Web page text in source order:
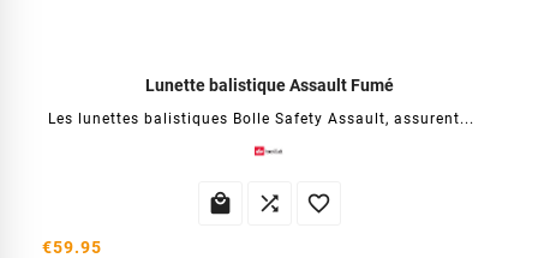
Lunette balistique Assault Fumé
Les lunettes balistiques Bolle Safety Assault, assurent...
  
€59.95